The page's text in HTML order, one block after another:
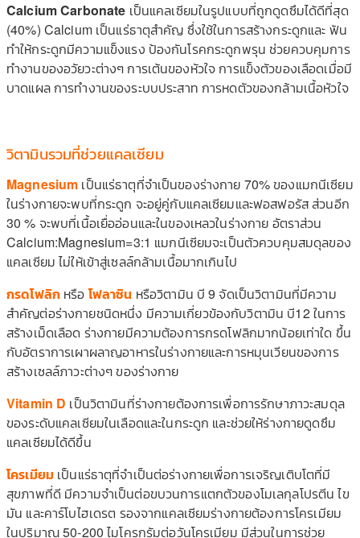
Calcium Carbonate เป็นแคลเซียมในรูปแบบที่ถูกดูดซึมได้ดีที่สุด
(40%) Calcium เป็นแร่ธาตุสำคัญ ซึ่งใช้ในการสร้างกระดูกและ ฟัน
ทำให้กระดูกมีความแข็งแรง ป้องกันโรคกระดูกพรุน ช่วยควบคุมการ
ทำงานของอวัยวะต่างๆ การเต้นของหัวใจ การแข็งตัวของเลือดเมื่อมี
บาดแผล การทำงานของระบบประสาท การหดตัวของกล้ามเนื้อหัวใจ
วิตามินรวมที่ช่วยแคลเซียม
Magnesium เป็นแร่ธาตุที่จำเป็นของร่างกาย 70% ของแมกนีเซียม
ในร่างกายจะพบที่กระดูก จะอยู่คู่กับแคลเซียมและฟอสฟอรัส ส่วนอีก
30 % จะพบที่เนื้อเยื่ออ่อนและในของเหลวในร่างกาย อัตราส่วน
Calcium:Magnesium=3:1 แมกนีเซียมจะเป็นตัวควบคุมสมดุลของ
แคลเซียม ไม่ให้เข้าสู่เซลล์กล้ามเนื้อมากเกินไป
กรดโฟลิกหรือโฟลาซิน หรือวิตามิน บี 9 จัดเป็นวิตามินที่มีความ
สำคัญต่อร่างกายชนิดหนึ่ง มีความเกี่ยวข้องกับวิตามิน บี12 ในการ
สร้างเม็ดเลือด ร่างกายมีความต้องการกรดโฟลิกมากน้อยเท่าใด ขึ้น
กับอัตราการเผาผลาญอาหารในร่างกายและการหมุนเวียนของการ
สร้างเซลล์ภาวะต่างๆ ของร่างกาย
Vitamin D เป็นวิตามินที่ร่างกายต้องการเพื่อการรักษาภาวะสมดุล
ของระดับแคลเซียมในเลือดและในกระดูก และช่วยให้ร่างกายดูดซึม
แคลเซียมได้ดีขึ้น
โครเมียมเป็นแร่ธาตุที่จำเป็นต่อร่างกายเพื่อการเจริญเติบโตที่มี
สุขภาพที่ดี มีความจำเป็นต่อขบวนการแตกตัวของโมเลกุลโปรตีน ไข
มัน และคาร์โบไฮเดรต รองจากแคลเซียมร่างกายต้องการโครเมียม
ในปริมาณ 50-200 ไมโครกรัมต่อวันโครเมียม มีส่วนในการช่วย